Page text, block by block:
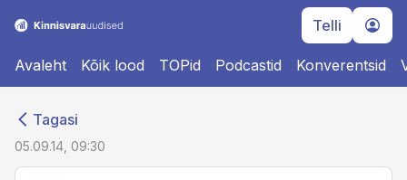
Telli
Avaleht Kõik lood TOPid Podcastid Konverentsid
Tagasi
05.09.14, 09:30